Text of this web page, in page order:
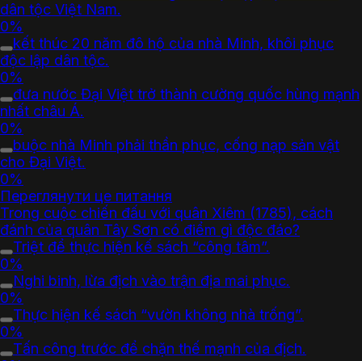
dân tộc Việt Nam.
0%
kết thúc 20 năm đô hộ của nhà Minh, khôi phục
độc lập dân tộc.
0%
đưa nước Đại Việt trở thành cường quốc hùng mạnh
nhất châu Á.
0%
buộc nhà Minh phải thần phục, cống nạp sản vật
cho Đại Việt.
0%
Переглянути це питання
Trong cuộc chiến đấu với quân Xiêm (1785), cách
đánh của quân Tây Sơn có điểm gì độc đáo?
Triệt để thực hiện kế sách “công tâm”.
0%
Nghi binh, lừa địch vào trận địa mai phục.
0%
Thực hiện kế sách “vườn không nhà trống”.
0%
Tấn công trước để chặn thế mạnh của địch.